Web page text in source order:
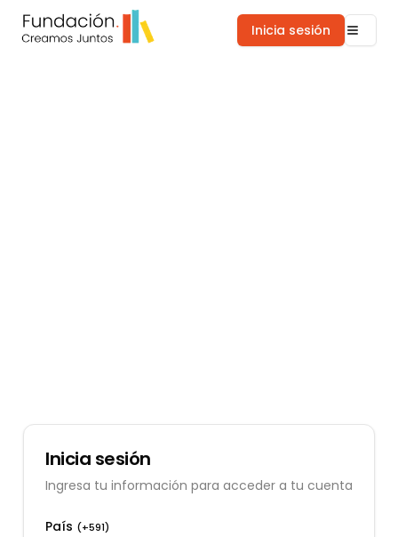
Inicia sesión
Inicia sesión
Ingresa tu información para acceder a tu cuenta
País (+591)